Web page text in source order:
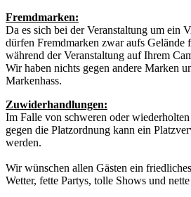
Fremdmarken:
Da es sich bei der Veranstaltung um ein
dürfen Fremdmarken zwar aufs Gelände
während der Veranstaltung auf Ihrem
Wir haben nichts gegen andere Marken
Markenhass.
Zuwiderhandlungen:
Im Falle von schweren oder
gegen die Platzordnung kann ein
werden.
Wir wünschen allen Gästen ein
Wetter, fette Partys, tolle Shows und